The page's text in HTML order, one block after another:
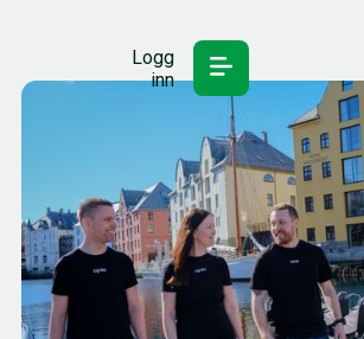
Logg
inn